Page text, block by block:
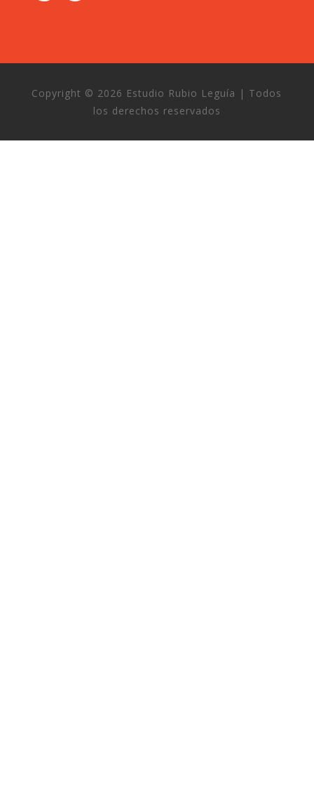
Copyright © 2026 Estudio Rubio Leguía | Todos
los derechos reservados